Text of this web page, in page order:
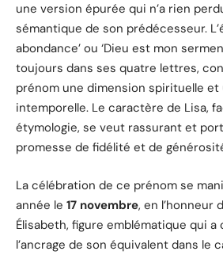
une version épurée qui n’a rien
sémantique de son prédécesseur.
abondance’ ou ‘Dieu est mon
toujours dans ses quatre lettres,
prénom une dimension spirituelle
intemporelle. Le caractère de Lisa,
étymologie, se veut rassurant et
promesse de fidélité et de
La célébration de ce prénom se
année le 17 novembre, en l’honneur
Élisabeth, figure emblématique qui
l’ancrage de son équivalent dans le